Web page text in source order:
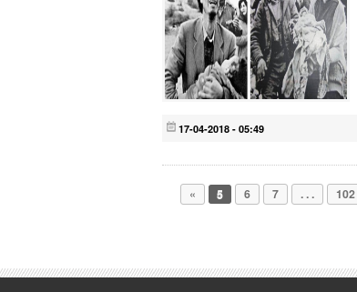
17-04-2018 - 05:49
« 5 6 7 . . . 102